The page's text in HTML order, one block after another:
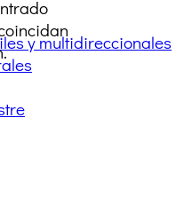
y multidireccionales